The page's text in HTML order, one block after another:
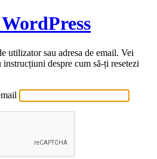
utilizator sau adresa de email. Vei
despre cum să-ți resetezi